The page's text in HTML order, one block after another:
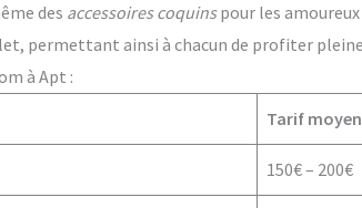
des accessoires coquinspour les
permettant ainsi à chacun de profiter
à Apt :
Tarif moyen
150€ – 200€